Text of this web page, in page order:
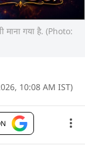
माना गया है. (Photo:
10:08 AM IST)